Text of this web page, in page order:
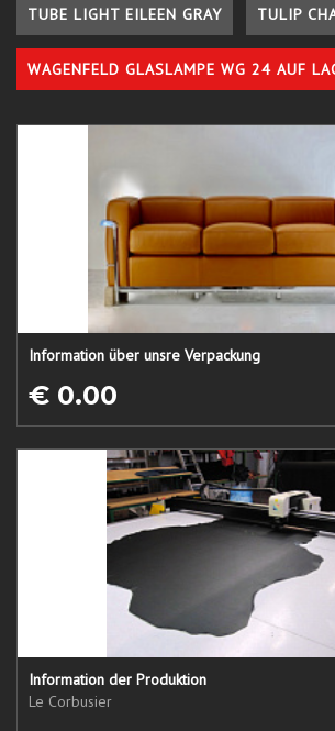
TUBE LIGHT EILEEN GRAY TULIP
WAGENFELD GLASLAMPE WG 24 AUF
Information über unsre Verpackung
€ 0.00
Information der Produktion
Le Corbusier